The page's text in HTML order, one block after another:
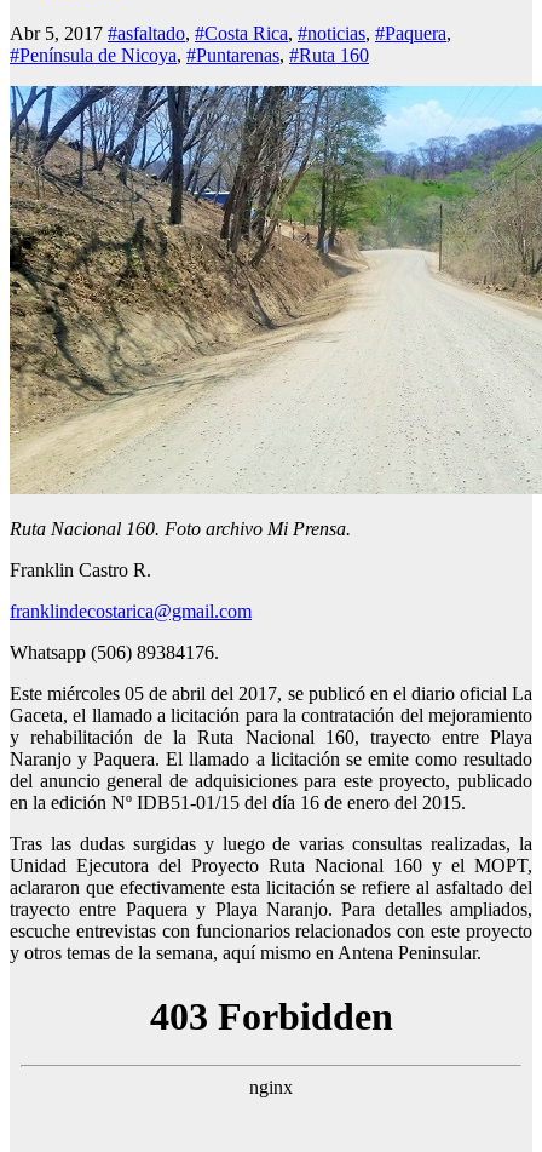
Abr 5, 2017 #asfaltado, #Costa Rica, #noticias, #Paquera,
#Península de Nicoya, #Puntarenas, #Ruta 160
Ruta Nacional 160. Foto archivo Mi Prensa.
Franklin Castro R.
franklindecostarica@gmail.com
Whatsapp (506) 89384176.
Este miércoles 05 de abril del 2017, se publicó en el diario oficial La
Gaceta, el llamado a licitación para la contratación del mejoramiento
y rehabilitación de la Ruta Nacional 160, trayecto entre Playa
Naranjo y Paquera. El llamado a licitación se emite como resultado
del anuncio general de adquisiciones para este proyecto, publicado
en la edición Nº IDB51-01/15 del día 16 de enero del 2015.
Tras las dudas surgidas y luego de varias consultas realizadas, la
Unidad Ejecutora del Proyecto Ruta Nacional 160 y el MOPT,
aclararon que efectivamente esta licitación se refiere al asfaltado del
trayecto entre Paquera y Playa Naranjo. Para detalles ampliados,
escuche entrevistas con funcionarios relacionados con este proyecto
y otros temas de la semana, aquí mismo en Antena Peninsular.